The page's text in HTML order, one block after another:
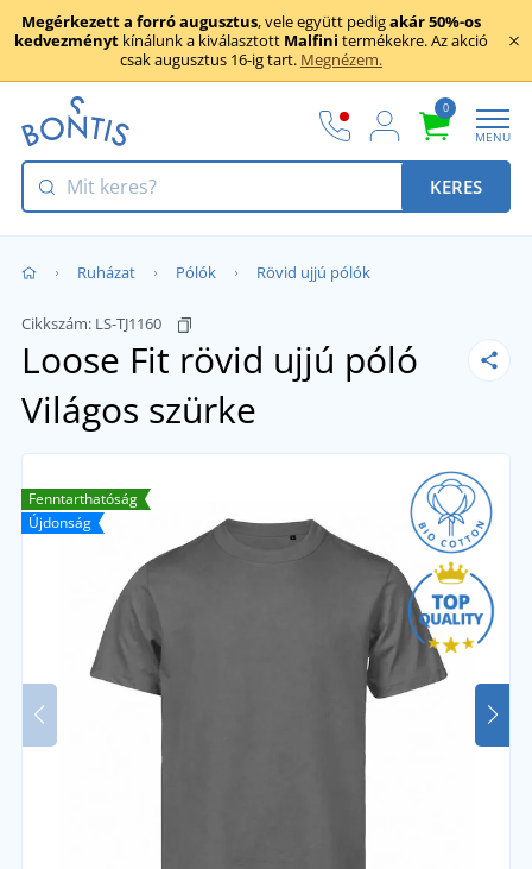
Megérkezett a forró augusztus, vele együtt pedigakár 50%-os
kedvezményt kínálunk a kiválasztott Malfini termékekre. Az akció
csak augusztus 16-ig tart. Megnézem.
0
MENU
KERES
Ruházat Pólók Rövid ujjú pólók
Cikkszám: LS-TJ1160
Loose Fit rövid ujjú póló
Világos szürke
Fenntarthatóság
Újdonság